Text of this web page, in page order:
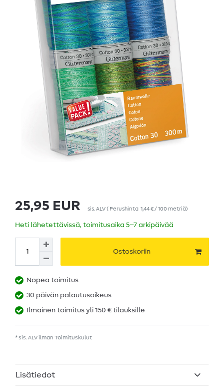
25,95 EUR sis. ALV( Perushinta 1,44 € / 100 metriä)
Heti lähetettävissä, toimitusaika 5–7 arkipäivää
Ostoskoriin
Nopea toimitus
30 päivän palautusoikeus
Ilmainen toimitus yli 150 € tilauksille
* sis. ALV ilman Toimituskulut
Lisätiedot